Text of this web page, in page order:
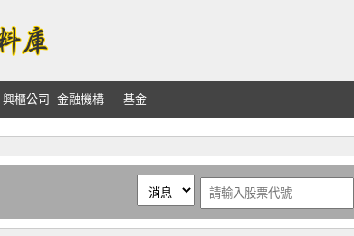
興櫃公司 金融機構 基金